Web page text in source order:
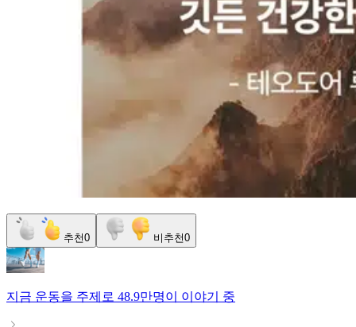
추천0 비추천0
지금 운동을 주제로 48.9만명이 이야기 중